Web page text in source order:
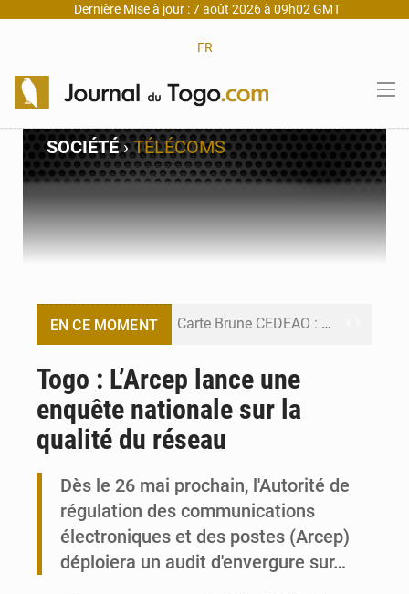
Dernière Mise à jour : 7 août 2026 à 09h02 GMT
FR
SOCIÉTÉ›TÉLÉCOMS
EN CE MOMENT Carte Brune CEDEAO : Lomé mise sur la digitalisation des sinistres
Maurice : Démission de la ministre Véronique Leu-Govind
Togo : L’Arcep lance une
enquête nationale sur la
qualité du réseau
Dès le 26 mai prochain, l'Autorité de
régulation des communications
électroniques et des postes (Arcep)
déploiera un audit d'envergure sur…